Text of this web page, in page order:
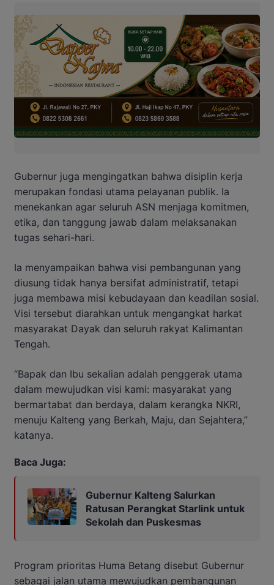
Gubernur juga mengingatkan bahwa disiplin kerja
merupakan fondasi utama pelayanan publik. Ia
menekankan agar seluruh ASN menjaga komitmen,
etika, dan tanggung jawab dalam melaksanakan
tugas sehari-hari.
Ia menyampaikan bahwa visi pembangunan yang
diusung tidak hanya bersifat administratif, tetapi
juga membawa misi kebudayaan dan keadilan sosial.
Visi tersebut diarahkan untuk mengangkat harkat
masyarakat Dayak dan seluruh rakyat Kalimantan
Tengah.
“Bapak dan Ibu sekalian adalah penggerak utama
dalam mewujudkan visi kami: masyarakat yang
bermartabat dan berdaya, dalam kerangka NKRI,
menuju Kalteng yang Berkah, Maju, dan Sejahtera,”
katanya.
Baca Juga:
Gubernur Kalteng Salurkan
Ratusan Perangkat Starlink untuk
Sekolah dan Puskesmas
Program prioritas Huma Betang disebut Gubernur
sebagai jalan utama mewujudkan pembangunan